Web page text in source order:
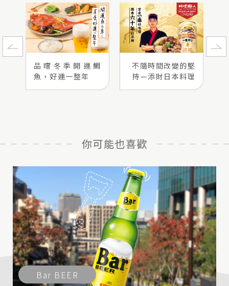
品嚐冬季開運鯛
魚，好運一整年
不隨時間改變的堅
持—添財日本料理
你可能也喜歡
Bar BEER